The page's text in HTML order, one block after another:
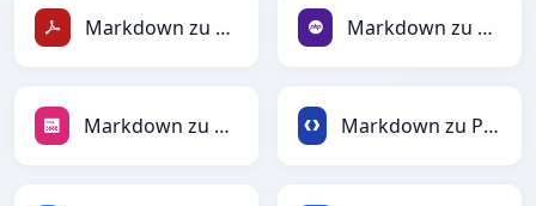
Markdown zu PDF Markdown zu PHP
Markdown zu PNG Markdown zu Protobuf